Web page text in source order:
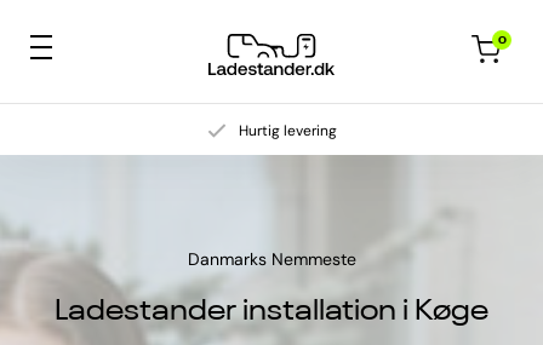
0
Hurtig levering
Danmarks Nemmeste
Ladestander installation i Køge